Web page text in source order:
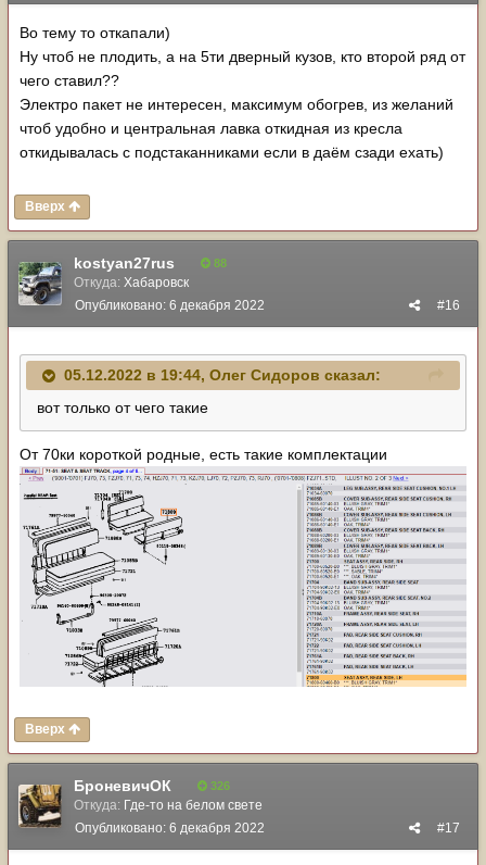
Во тему то откапали)
Ну чтоб не плодить, а на 5ти дверный кузов, кто второй ряд от
чего ставил??
Электро пакет не интересен, максимум обогрев, из желаний
чтоб удобно и центральная лавка откидная из кресла
откидывалась с подстаканниками если в даём сзади ехать)
Вверх
kostyan27rus 88
Откуда: Хабаровск
#16
Опубликовано: 6 декабря 2022
05.12.2022 в 19:44, Олег Сидоров сказал:
вот только от чего такие
От 70ки короткой родные, есть такие комплектации
Вверх
БроневичОК 326
Откуда: Где-то на белом свете
#17
Опубликовано: 6 декабря 2022